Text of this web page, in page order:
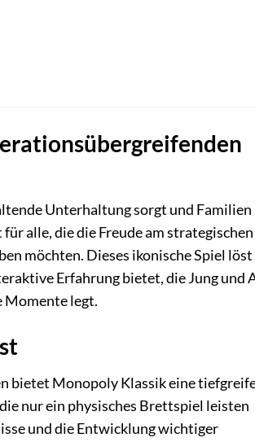
Unterhaltung sorgt und Familien
alle, die die Freude am strategischen
möchten. Dieses ikonische Spiel löst
Erfahrung bietet, die Jung und
Momente legt.
bietet Monopoly Klassik eine
nur ein physisches Brettspiel leisten
und die Entwicklung wichtiger